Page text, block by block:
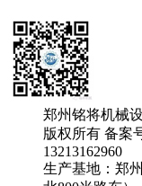
郑州铭将机械
版权所有 备案
13213162960
生产基地：郑